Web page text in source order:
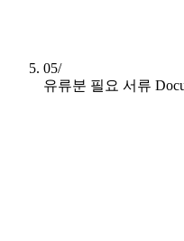
05/
유류분 필요 서류